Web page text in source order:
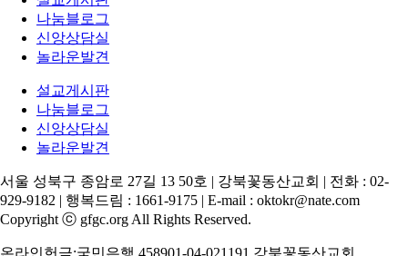
나눔블로그
신앙상담실
놀라운발견
설교게시판
나눔블로그
신앙상담실
놀라운발견
서울 성북구 종암로 27길 13 50호 | 강북꽃동산교회 | 전화 : 02-
929-9182 | 행복드림 : 1661-9175 | E-mail : oktokr@nate.com
Copyright ⓒ gfgc.org All Rights Reserved.
온라인헌금:국민은행 458901-04-021191 강북꽃동산교회